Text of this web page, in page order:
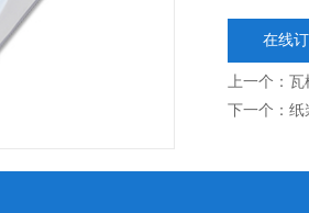
在线
上一个： 瓦
下一个： 纸